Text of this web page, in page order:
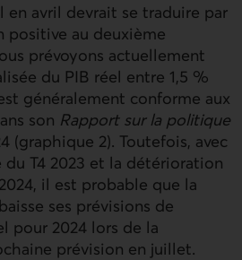
en avril devrait se traduire par
positive au deuxième
prévoyons actuellement
du PIB réel entre 1,5 %
généralement conforme aux
son Rapport sur la politique
(graphique 2). Toutefois, avec
du T4 2023 et la détérioration
il est probable que la
ses prévisions de
pour 2024 lors de la
prévision en juillet.